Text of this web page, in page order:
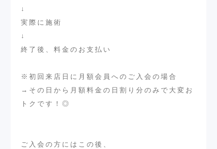
↓
実際に施術
↓
終了後、料金のお支払い
※初回来店日に月額会員へのご入会の場合
→その日から月額料金の日割り分のみで大変お
トクです！◎
ご入会の方にはこの後、